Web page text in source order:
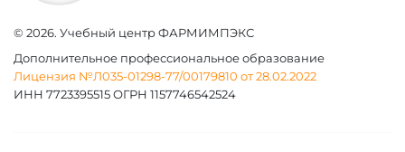
© 2026. Учебный центр ФАРМИМПЭКС
Дополнительное профессиональное образование
Лицензия №Л035-01298-77/00179810 от 28.02.2022
ИНН 7723395515 ОГРН 1157746542524